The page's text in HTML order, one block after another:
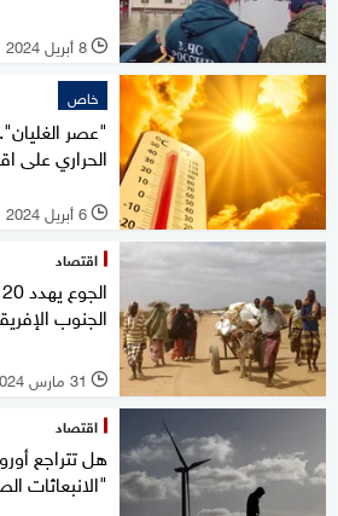
l 8 أبريل 2024
خاص
"عصر
الحراري على
l 6 أبريل 2024
اقتصاد
الجنوب
l 31 مارس 2024
اقتصاد
هل تتراجع
"الانبعاثات